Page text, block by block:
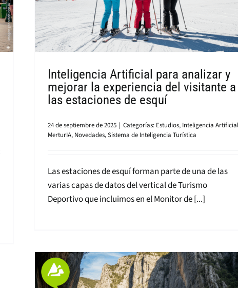
Inteligencia Artificial para analizar y
mejorar la experiencia del visitante a
las estaciones de esquí
24 de septiembre de 2025 | Categorías: Estudios, Inteligencia Artificial
MerturIA, Novedades,Sistema de Inteligencia Turística
Las estaciones de esquí forman parte de una de las
varias capas de datos del vertical de Turismo
Deportivo que incluimos en el Monitor de [...]